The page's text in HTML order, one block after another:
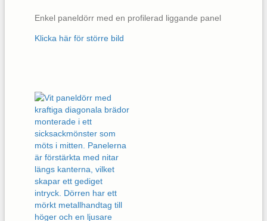
Enkel paneldörr med en profilerad liggande panel
Klicka här för större bild